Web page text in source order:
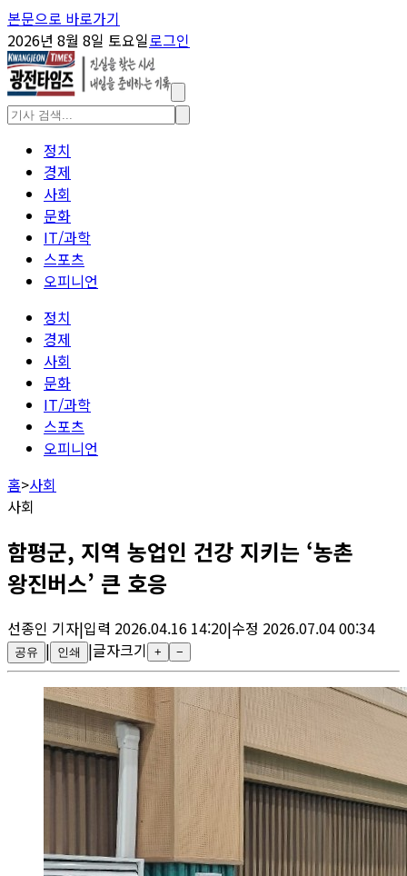
본문으로 바로가기
2026년 8월 8일 토요일로그인
정치
경제
사회
문화
IT/과학
스포츠
오피니언
정치
경제
사회
문화
IT/과학
스포츠
오피니언
홈>사회
사회
함평군, 지역 농업인 건강 지키는 ‘농촌
왕진버스’ 큰 호응
선종인 기자|입력 2026.04.16 14:20|수정 2026.07.04 00:34
공유 | 인쇄 |글자크기 + −